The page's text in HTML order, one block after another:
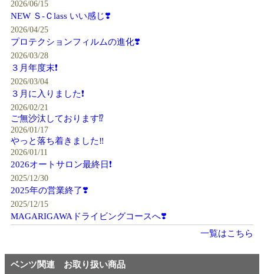
2026/06/15
NEW Ｓ-Ｃlass いい感じ❣️
2026/04/25
プロテクションフィルムの進化❣️
2026/03/28
３月年度末❗️
2026/03/04
３月に入りました❗️
2026/02/21
ご無沙汰しております⁉️
2026/01/17
やっと落ち着きました‼️
2026/01/11
2026オートサロン最終日❗️
2025/12/30
2025年の営業終了❣️
2025/12/15
MAGARIGAWAドライビングコースへ❣️
一覧はこちら
ベンツ関連 お取り扱い商品